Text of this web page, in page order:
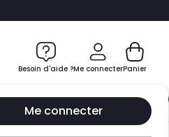
chatbot
Besoin d'aide ?Me connecter
Me connecter
Panier
Club Infinity